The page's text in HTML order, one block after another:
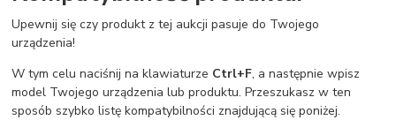
Upewnij się czy produkt z tej aukcji pasuje do Twojego
urządzenia!
W tym celu naciśnij na klawiaturze Ctrl+F, a następnie wpisz
model Twojego urządzenia lub produktu. Przeszukasz w ten
sposób szybko listę kompatybilności znajdującą się poniżej.